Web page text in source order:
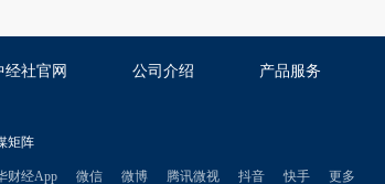
经社官网 公司介绍 产品服务
矩阵
财经App 微信 微博 腾讯微视 抖音 快手 更多